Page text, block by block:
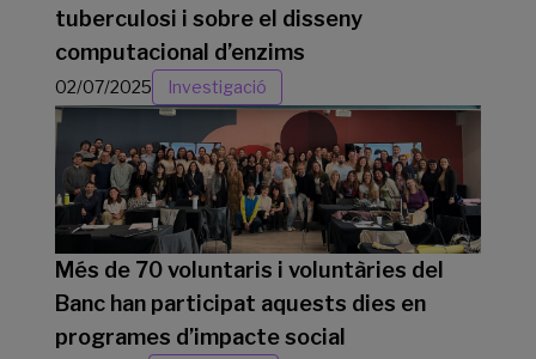
tuberculosi i sobre el disseny
computacional d’enzims
02/07/2025 Investigació
Més de 70 voluntaris i voluntàries del
Banc han participat aquests dies en
programes d’impacte social